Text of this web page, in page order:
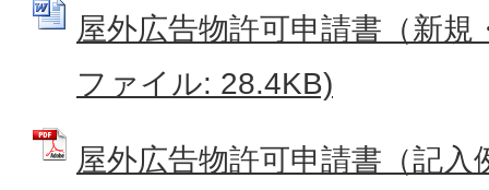
屋外広告物許可申請書（新規
ファイル: 28.4KB)
屋外広告物許可申請書（記